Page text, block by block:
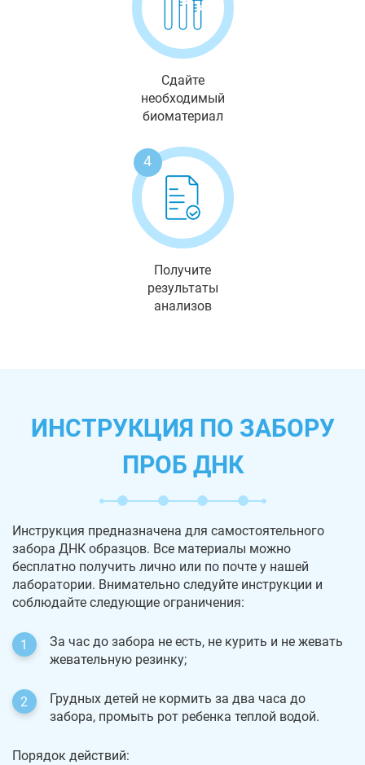
Сдайте
необходимый
биоматериал
4
Получите
результаты
анализов
ИНСТРУКЦИЯ ПО ЗАБОРУ
ПРОБ ДНК
Инструкция предназначена для самостоятельного
забора ДНК образцов. Все материалы можно
бесплатно получить лично или по почте у нашей
лаборатории. Внимательно следуйте инструкции и
соблюдайте следующие ограничения:
За час до забора не есть, не курить и не жевать
жевательную резинку;
Грудных детей не кормить за два часа до
забора, промыть рот ребенка теплой водой.
Порядок действий: